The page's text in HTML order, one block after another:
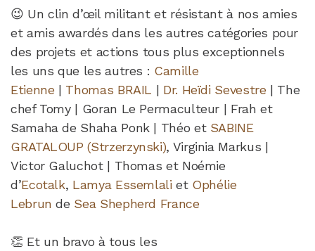
😉 Un clin d’œil militant et résistant à nos amies
et amis awardés dans les autres catégories pour
des projets et actions tous plus exceptionnels
les uns que les autres : Camille
Etienne | Thomas BRAIL | Dr. Heïdi Sevestre | The
chef Tomy | Goran Le Permaculteur | Frah et
Samaha de Shaha Ponk | Théo et SABINE
GRATALOUP (Strzerzynski), Virginia Markus |
Victor Galuchot | Thomas et Noémie
d’Ecotalk, Lamya Essemlaliet Ophélie
Lebrun de Sea Shepherd France
👏 Et un bravo à tous les